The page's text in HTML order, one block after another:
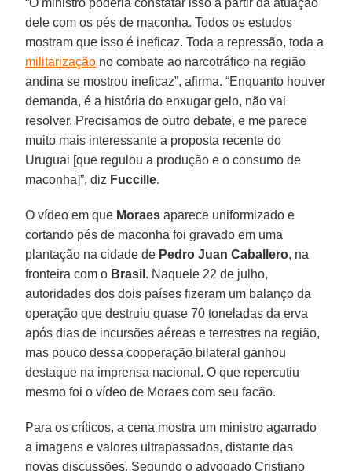
dele com os pés de maconha. Todos os estudos
mostram que isso é ineficaz. Toda a repressão, toda a
militarização no combate ao narcotráfico na região
andina se mostrou ineficaz”, afirma. “Enquanto houver
demanda, é a história do enxugar gelo, não vai
resolver. Precisamos de outro debate, e me parece
muito mais interessante a proposta recente do
Uruguai [que regulou a produção e o consumo de
maconha]”, diz Fuccille.
O vídeo em que Moraes aparece uniformizado e
cortando pés de maconha foi gravado em uma
plantação na cidade de Pedro Juan Caballero, na
fronteira com o Brasil . Naquele 22 de julho,
autoridades dos dois países fizeram um balanço da
operação que destruiu quase 70 toneladas da erva
após dias de incursões aéreas e terrestres na região,
mas pouco dessa cooperação bilateral ganhou
destaque na imprensa nacional. O que repercutiu
mesmo foi o vídeo de Moraes com seu facão.
Para os críticos, a cena mostra um ministro agarrado
a imagens e valores ultrapassados, distante das
novas discussões. Segundo o advogado Cristiano